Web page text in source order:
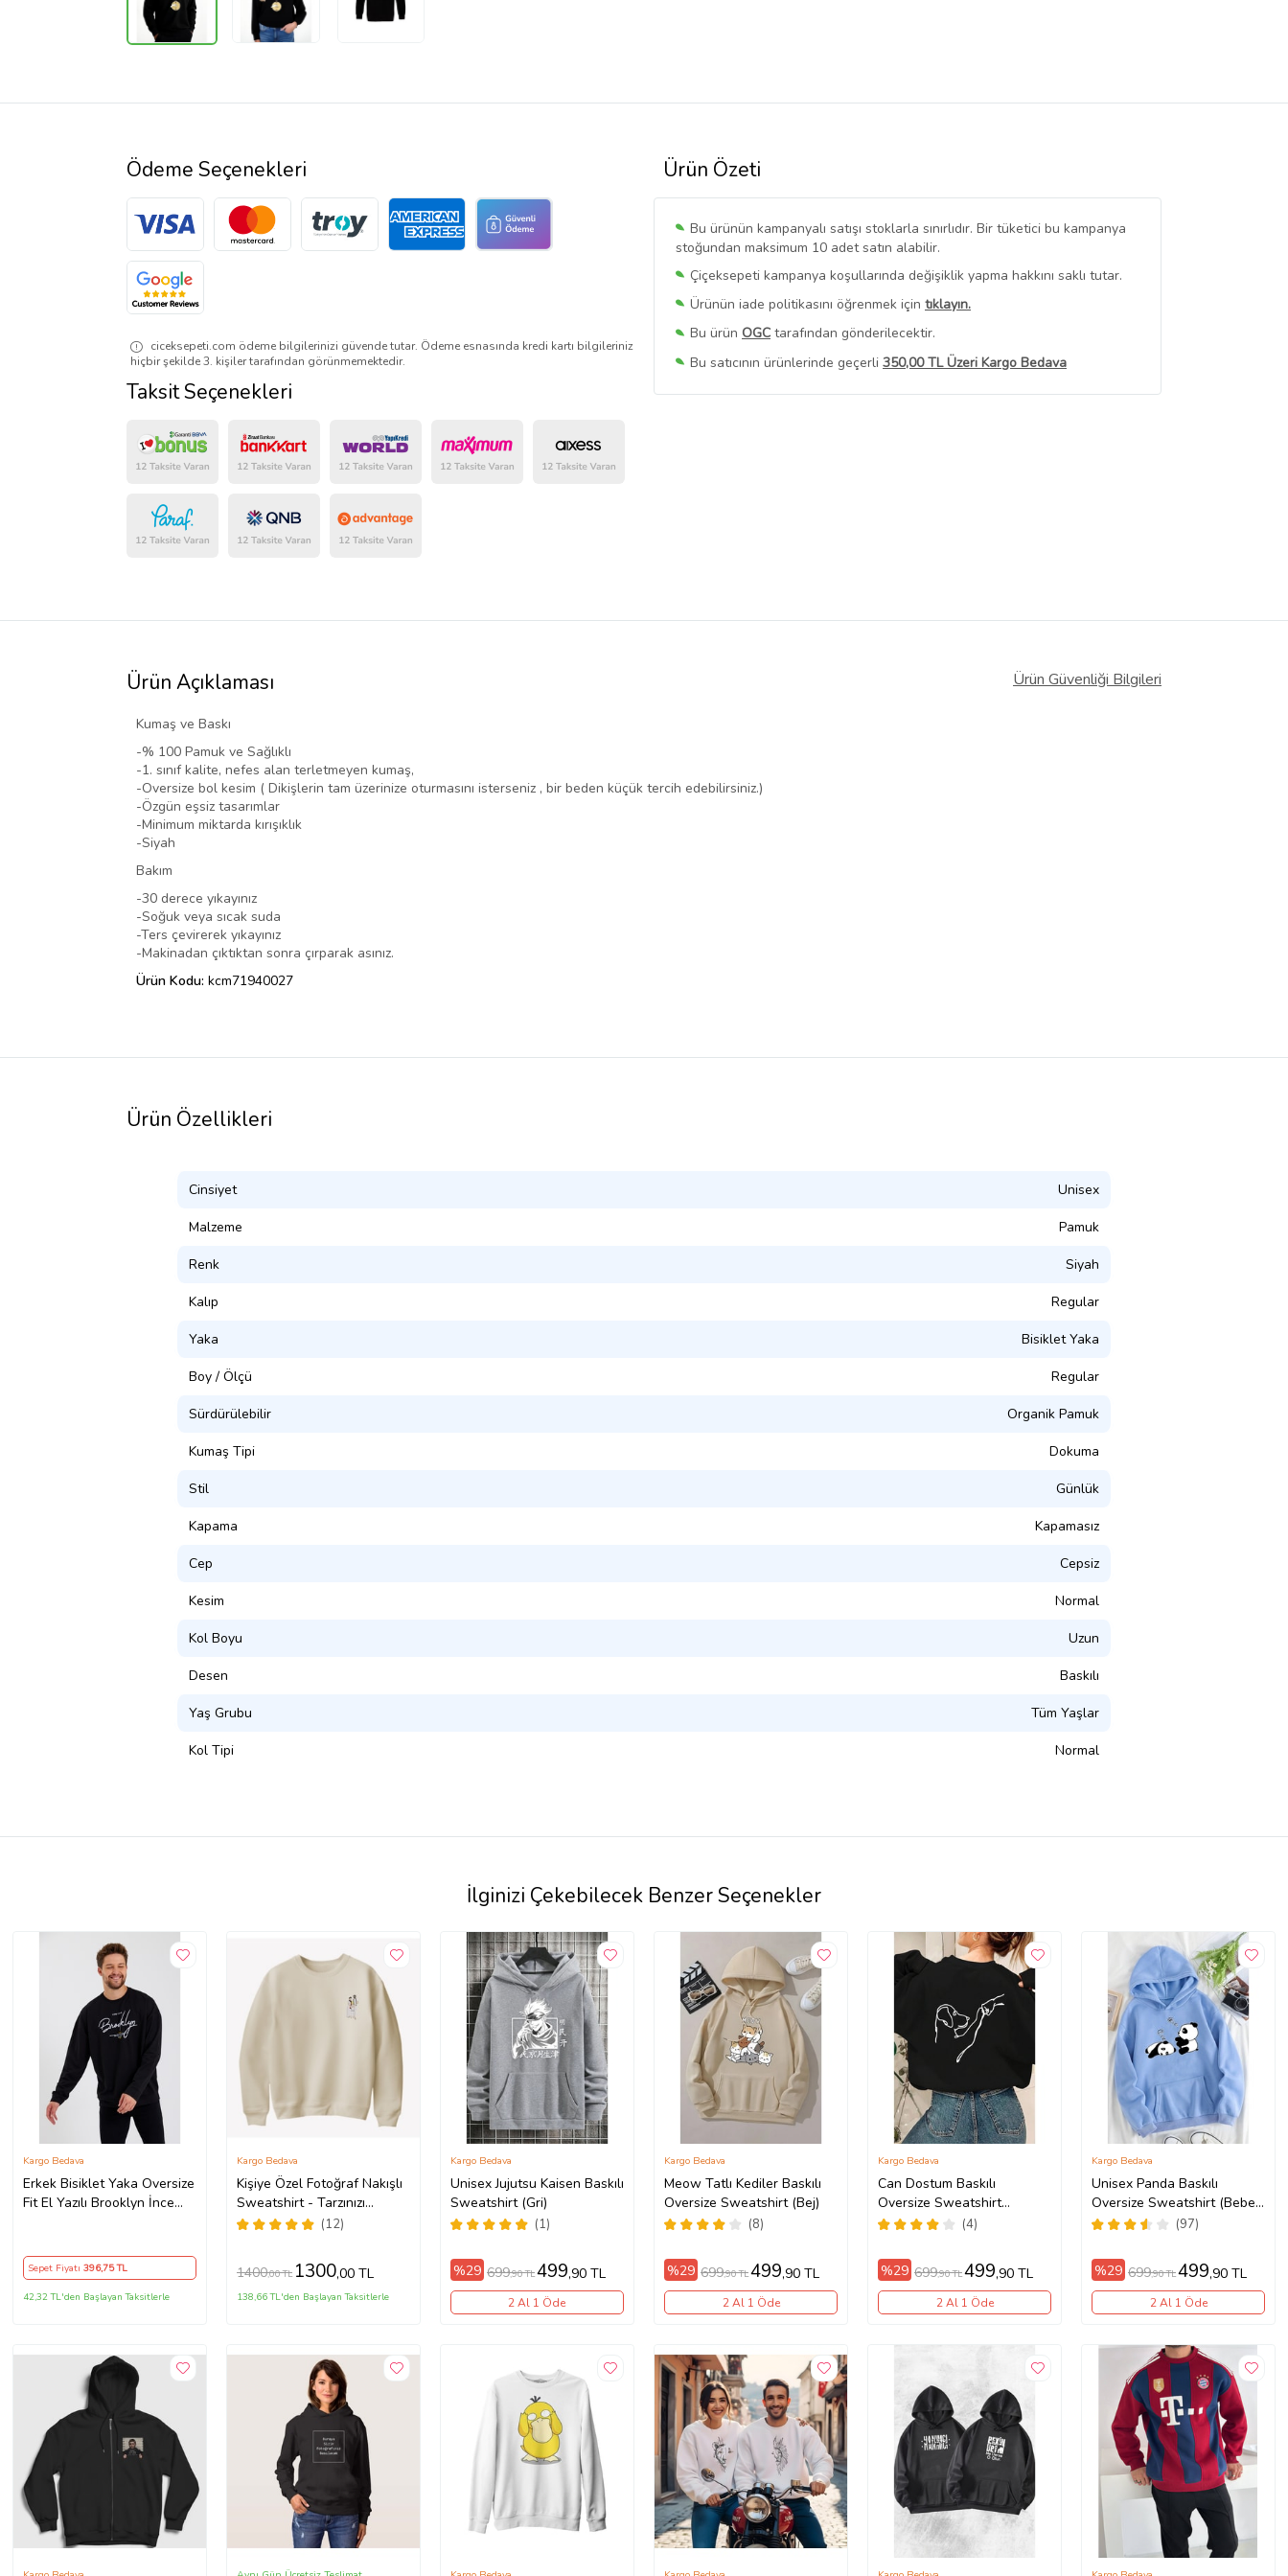
Ürün Özeti
Bu ürünün kampanyalı satışı stoklarla sınırlıdır. Bir tüketici bu kampanya
stoğundan maksimum 10 adet satın alabilir.
Çiçeksepeti kampanya koşullarında değişiklik yapma hakkını saklı tutar.
Ürünün iade politikasını öğrenmek için tıklayın.
Bu ürün OGCtarafından gönderilecektir.
Bu satıcının ürünlerinde geçerli 350,00 TL Üzeri Kargo Bedava
Bu SatıcınınTüm Ürünlerini Görüntüle
Ödeme Seçenekleri
ciceksepeti.com ödeme bilgilerinizi güvende tutar. Ödeme esnasında kredi kartı bilgileriniz
hiçbir şekilde 3. kişiler tarafından görünmemektedir.
Taksit Seçenekleri
Ürün Açıklaması Ürün Güvenliği Bilgileri
Kumaş ve Baskı
-% 100 Pamuk ve Sağlıklı
-1. sınıf kalite, nefes alan terletmeyen kumaş,
-Oversize bol kesim ( Dikişlerin tam üzerinize oturmasını isterseniz , bir beden küçük tercih edebilirsiniz.)
-Özgün eşsiz tasarımlar
-Minimum miktarda kırışıklık
-Siyah
Bakım
-30 derece yıkayınız
-Soğuk veya sıcak suda
-Ters çevirerek yıkayınız
-Makinadan çıktıktan sonra çırparak asınız.
Ürün Kodu: kcm71940027
Ürün Özellikleri
Cinsiyet Unisex
Malzeme Pamuk
Renk Siyah
Kalıp Regular
Yaka Bisiklet Yaka
Boy / Ölçü Regular
Sürdürülebilir Organik Pamuk
Kumaş Tipi Dokuma
Stil Günlük
Kapama Kapamasız
Cep Cepsiz
Kesim Normal
Kol Boyu Uzun
Desen Baskılı
Yaş Grubu Tüm Yaşlar
Kol Tipi Normal
İlginizi Çekebilecek Benzer Seçenekler
Erkek Bisiklet Yaka Oversize
Fit El Yazılı Brooklyn İnce
Kargo Bedava
Sepet Fiyatı 396,75 TL
42,32 TL'den Başlayan Taksitlerle
Kişiye Özel Fotoğraf Nakışlı
Sweatshirt - Tarzınızı
Özelleştirin! (Krem)
(12)
Kargo Bedava
1400,00 TL 1300,00 TL
138,66 TL'den Başlayan Taksitlerle
Unisex Jujutsu Kaisen Baskılı
Sweatshirt (Gri)
(1)
Kargo Bedava
%29 699,90 TL499,90 TL
2 Al 1 Öde
Meow Tatlı Kediler Baskılı
Oversize Sweatshirt (Bej)
(8)
Kargo Bedava
%29 699,90 TL499,90 TL
2 Al 1 Öde
Can Dostum Baskılı
Oversize Sweatshirt
(Antrasit)
(4)
Kargo Bedava
%29 699,90 TL499,90 TL
2 Al 1 Öde
Unisex Panda Baskılı
Oversize Sweatshirt (Bebe
Mavi)
(97)
Kargo Bedava
%29 699,90 TL499,90 TL
2 Al 1 Öde